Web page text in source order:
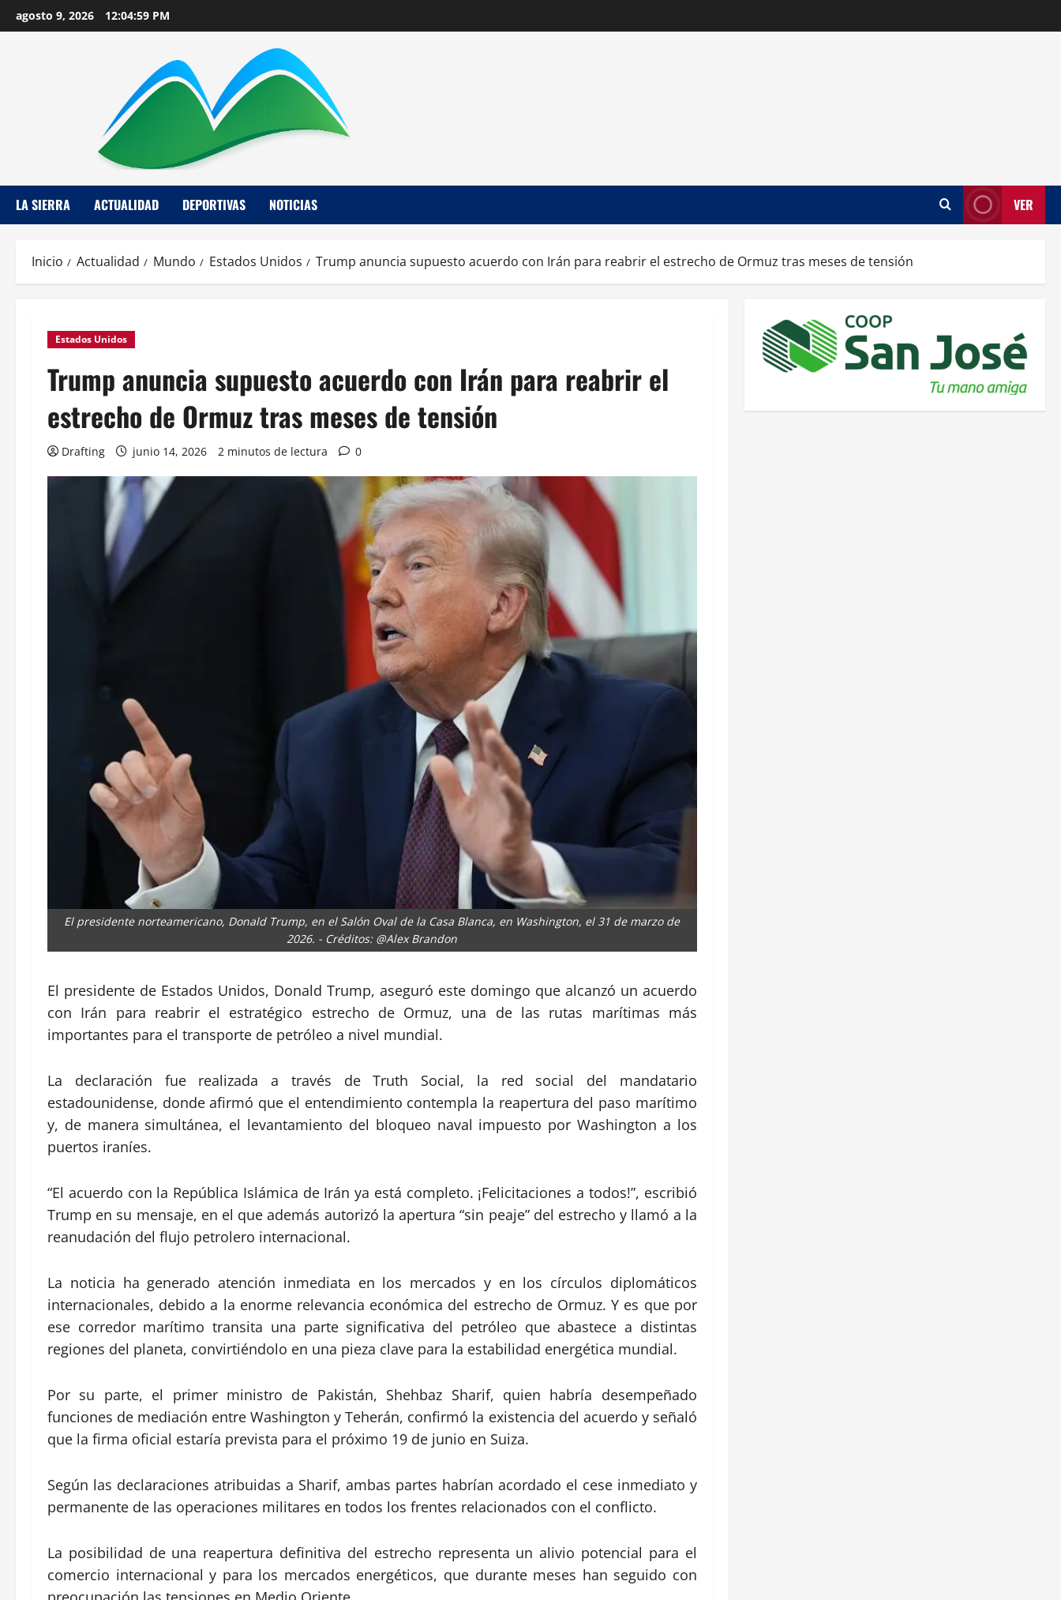
al
agosto 9, 2026 12:05:00 PM
LA SIERRA ACTUALIDAD DEPORTIVAS NOTICIAS VER
Inicio Actualidad Mundo Estados Unidos Trump anuncia supuesto acuerdo con Irán para reabrir el estrecho de Ormuz tras meses de tensión
Estados Unidos
Trump anuncia supuesto acuerdo con Irán para reabrir el
estrecho de Ormuz tras meses de tensión
Drafting junio 14, 2026 2 minutos de lectura 0
El presidente norteamericano, Donald Trump, en el Salón Oval de la Casa Blanca, en Washington, el 31 de marzo de
2026. - Créditos: @Alex Brandon
El presidente de Estados Unidos, Donald Trump, aseguró este domingo que alcanzó un acuerdo
con Irán para reabrir el estratégico estrecho de Ormuz, una de las rutas marítimas más
importantes para el transporte de petróleo a nivel mundial.
La declaración fue realizada a través de Truth Social, la red social del mandatario
estadounidense, donde afirmó que el entendimiento contempla la reapertura del paso marítimo
y, de manera simultánea, el levantamiento del bloqueo naval impuesto por Washington a los
puertos iraníes.
“El acuerdo con la República Islámica de Irán ya está completo. ¡Felicitaciones a todos!”, escribió
Trump en su mensaje, en el que además autorizó la apertura “sin peaje” del estrecho y llamó a la
reanudación del flujo petrolero internacional.
La noticia ha generado atención inmediata en los mercados y en los círculos diplomáticos
internacionales, debido a la enorme relevancia económica del estrecho de Ormuz. Y es que por
ese corredor marítimo transita una parte significativa del petróleo que abastece a distintas
regiones del planeta, convirtiéndolo en una pieza clave para la estabilidad energética mundial.
Por su parte, el primer ministro de Pakistán, Shehbaz Sharif, quien habría desempeñado
funciones de mediación entre Washington y Teherán, confirmó la existencia del acuerdo y señaló
que la firma oficial estaría prevista para el próximo 19 de junio en Suiza.
Según las declaraciones atribuidas a Sharif, ambas partes habrían acordado el cese inmediato y
permanente de las operaciones militares en todos los frentes relacionados con el conflicto.
La posibilidad de una reapertura definitiva del estrecho representa un alivio potencial para el
comercio internacional y para los mercados energéticos, que durante meses han seguido con